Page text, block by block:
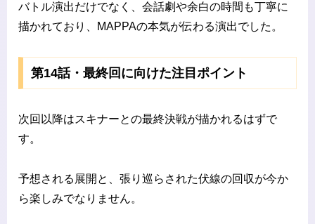
バトル演出だけでなく、会話劇や余白の時間も丁寧に
描かれており、MAPPAの本気が伝わる演出でした。
第14話・最終回に向けた注目ポイント
次回以降はスキナーとの最終決戦が描かれるはずで
す。
予想される展開と、張り巡らされた伏線の回収が今か
ら楽しみでなりません。